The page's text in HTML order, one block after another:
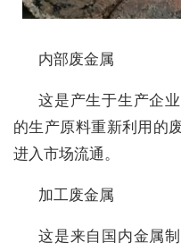
内部废金属
这是产生于生产企
的生产原料重新利用的
进入市场流通。
加工废金属
这是来自国内金属